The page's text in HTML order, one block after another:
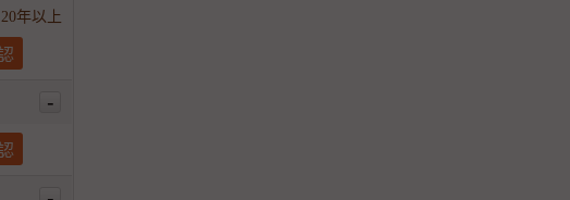
20年以上
-